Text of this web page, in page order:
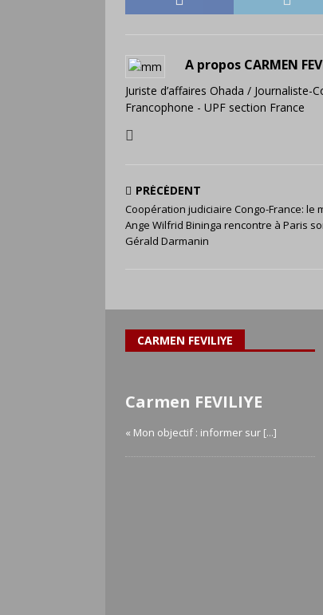
A propos CARMEN
Juriste d’affaires Ohada /
Francophone - UPF section France
PRÉCÉDENT
Coopération judiciaire Congo-France: le
Ange Wilfrid Bininga rencontre à Paris
Gérald Darmanin
CARMEN FEVILIYE
Carmen FEVILIYE
« Mon objectif : informer sur [...]